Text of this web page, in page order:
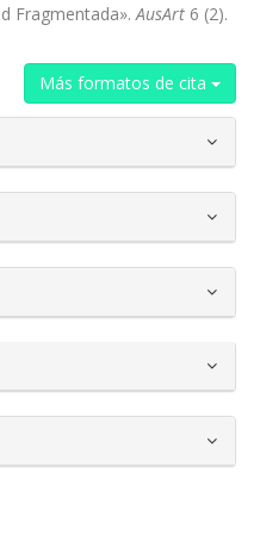
Fragmentada». AusArt 6 (2).
Más formatos de cita